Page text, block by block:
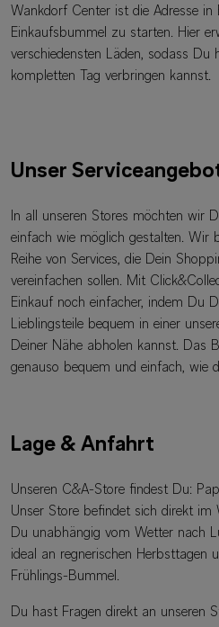
Wankdorf Center ist die Adresse in
Einkaufsbummel zu starten. Hier
verschiedensten Läden, sodass Du
kompletten Tag verbringen kannst.
Unser
In all unseren Stores möchten wir
einfach wie möglich gestalten. Wir
Reihe von Services, die Dein
vereinfachen sollen. Mit
Einkauf noch einfacher, indem Du
Lieblingsteile bequem in einer
Deiner Nähe abholen kannst. Das
genauso bequem und einfach, wie
Lage & Anfahrt
Unseren C&A-Store findest Du:
Unser Store befindet sich direkt im
Du unabhängig vom Wetter nach
ideal an regnerischen Herbsttagen
Frühlings-Bummel.
Du hast Fragen direkt an unseren